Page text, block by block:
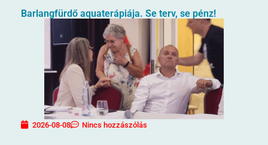
Barlangfürdő aquaterápiája. Se terv, se pénz!
2026-08-08 Nincs hozzászólás